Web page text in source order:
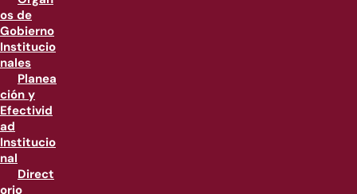
os de
Gobierno
Institucio
nales
Planea
ción y
Efectivid
ad
Institucio
nal
Direct
orio